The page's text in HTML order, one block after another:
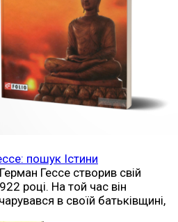
пошук Істини
Гессе створив свій
році. На той час він
в своїй батьківщині,